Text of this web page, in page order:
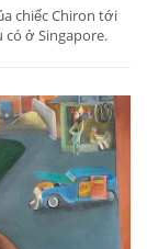
chiếc Chiron tới
ở Singapore.